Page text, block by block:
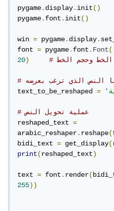
pygame.display.init()
pygame.font.init()
win = pygame.display.
font = pygame.font.Font(
20) الخط وحجم الخط
النص الذي ترغب بعرضه
text_to_be_reshaped =
# عملية تحويل النص
reshaped_text =
arabic_reshaper.reshape(
bidi_text = get_display(
print(reshaped_text)
text = font.render(
255))